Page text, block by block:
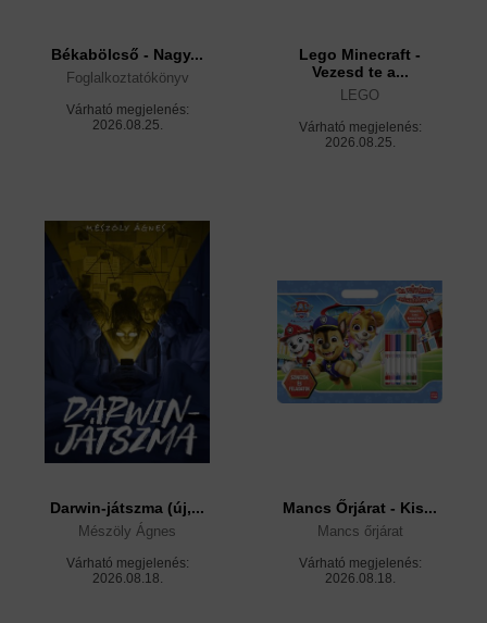
Békabölcső - Nagy...
Foglalkoztatókönyv
Várható megjelenés:
2026.08.25.
Lego Minecraft -
Vezesd te a...
LEGO
Várható megjelenés:
2026.08.25.
Darwin-játszma (új,...
Mészöly Ágnes
Várható megjelenés:
2026.08.18.
Mancs Őrjárat - Kis...
Mancs őrjárat
Várható megjelenés:
2026.08.18.